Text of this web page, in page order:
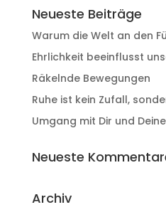
Neueste Beiträge
Warum die Welt an den
Ehrlichkeit beeinflusst
Räkelnde Bewegungen
Ruhe ist kein Zufall,
Umgang mit Dir und
Neueste
Archiv